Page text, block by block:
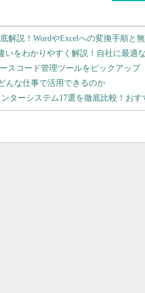
解説！WordやExcelへの変換手順と
いをわかりやすく解説！自社に最適
スコード管理ツールをピックアップ
んな仕事で活用できるのか
ンターシステム17選を徹底比較！お